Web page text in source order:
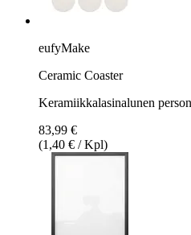
eufyMake
Ceramic Coaster
Keramiikkalasinalunen
83,99 €
(1,40 € / Kpl)